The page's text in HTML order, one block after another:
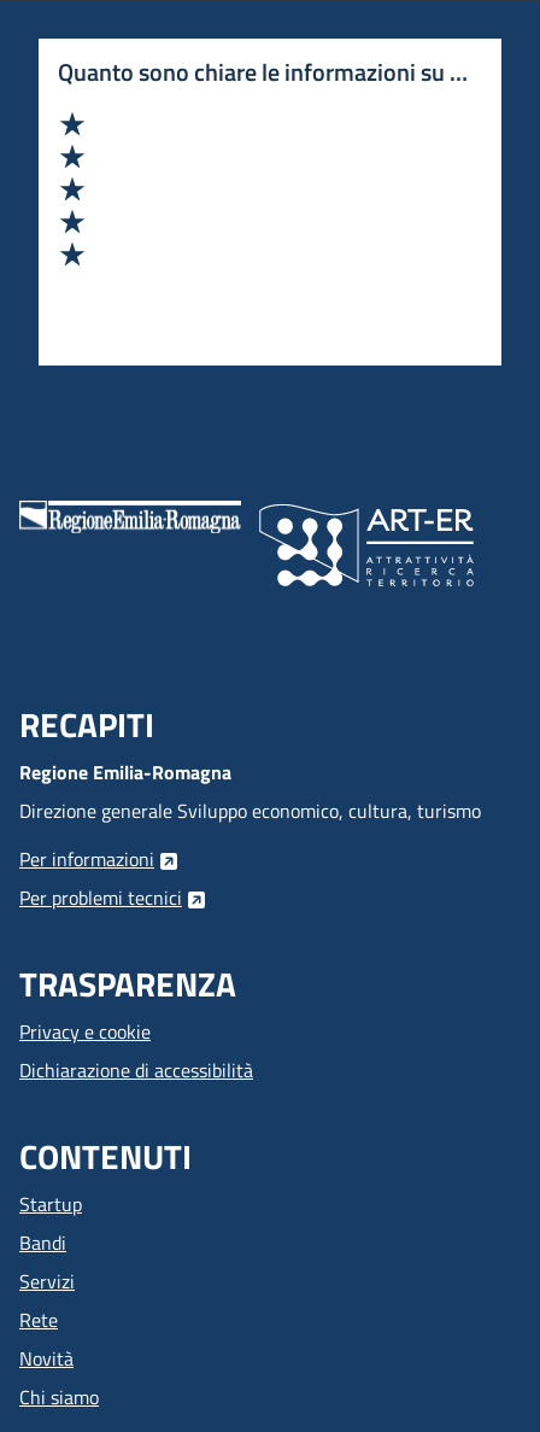
Quanto sono chiare le informazioni su questa
Menu Footer
RECAPITI
Regione Emilia-Romagna
Direzione generale Sviluppo economico, cultura, turismo
Per informazioni
Per problemi tecnici
TRASPARENZA
Privacy e cookie
Dichiarazione di accessibilità
CONTENUTI
Startup
Bandi
Servizi
Rete
Novità
Chi siamo